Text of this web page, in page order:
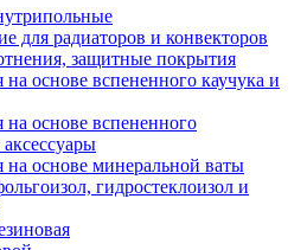
для радиаторов и конвекторов
защитные покрытия
на основе вспененного каучука и
на основе вспененного
на основе минеральной ваты
гидростеклоизол и